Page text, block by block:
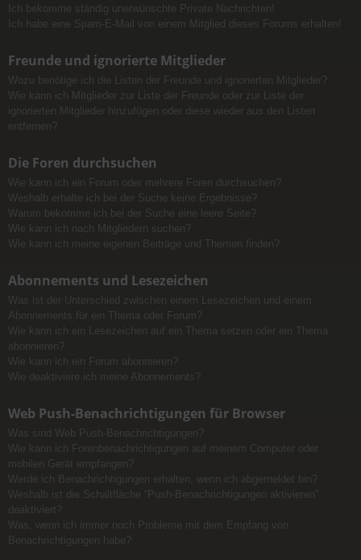
Ich bekomme ständig unerwünschte Private Nachrichten!
Ich habe eine Spam-E-Mail von einem Mitglied dieses Forums erhalten!
Freunde und ignorierte Mitglieder
Wozu benötige ich die Listen der Freunde und ignorierten Mitglieder?
Wie kann ich Mitglieder zur Liste der Freunde oder zur Liste der
ignorierten Mitglieder hinzufügen oder diese wieder aus den Listen
entfernen?
Die Foren durchsuchen
Wie kann ich ein Forum oder mehrere Foren durchsuchen?
Weshalb erhalte ich bei der Suche keine Ergebnisse?
Warum bekomme ich bei der Suche eine leere Seite?
Wie kann ich nach Mitgliedern suchen?
Wie kann ich meine eigenen Beiträge und Themen finden?
Abonnements und Lesezeichen
Was ist der Unterschied zwischen einem Lesezeichen und einem
Abonnements für ein Thema oder Forum?
Wie kann ich ein Lesezeichen auf ein Thema setzen oder ein Thema
abonnieren?
Wie kann ich ein Forum abonnieren?
Wie deaktiviere ich meine Abonnements?
Web Push-Benachrichtigungen für Browser
Was sind Web Push-Benachrichtigungen?
Wie kann ich Forenbenachrichtigungen auf meinem Computer oder
mobilen Gerät empfangen?
Werde ich Benachrichtigungen erhalten, wenn ich abgemeldet bin?
Weshalb ist die Schaltfläche “Push-Benachrichtigungen aktivieren”
deaktiviert?
Was, wenn ich immer noch Probleme mit dem Empfang von
Benachrichtigungen habe?